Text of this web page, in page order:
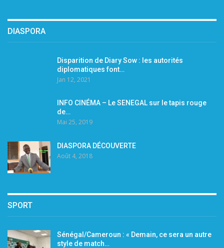
DIASPORA
Disparition de Diary Sow : les autorités
diplomatiques font…
Jan 12, 2021
INFO CINÉMA – Le SENEGAL sur le tapis rouge
de…
Mai 25, 2019
DIASPORA DÉCOUVERTE
Août 4, 2018
SPORT
Sénégal/Cameroun : « Demain, ce sera un autre
style de match…